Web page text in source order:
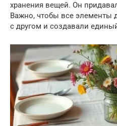
хранения вещей. Он
Важно, чтобы все элементы
с другом и создавали